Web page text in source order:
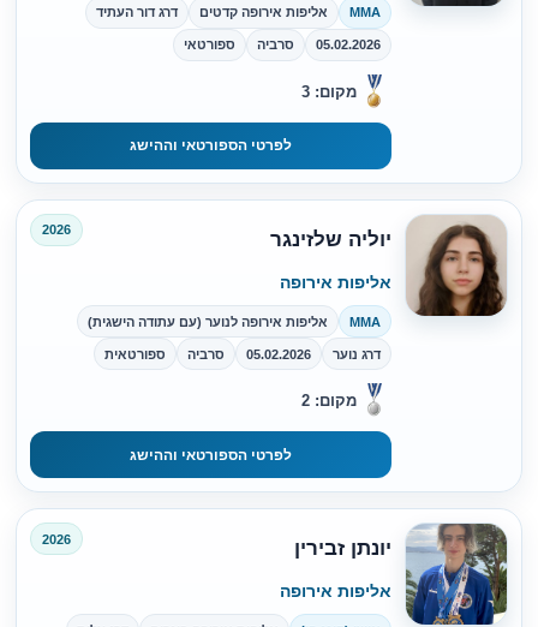
MMA אליפות אירופה קדטים דרג דור העתיד
05.02.2026 סרביה ספורטאי
מקום: 3
לפרטי הספורטאי וההישג
יוליה שלזינגר 2026
אליפות אירופה
MMA אליפות אירופה לנוער (עם עתודה הישגית)
דרג נוער 05.02.2026 סרביה ספורטאית
מקום: 2
לפרטי הספורטאי וההישג
יונתן זבירין 2026
אליפות אירופה